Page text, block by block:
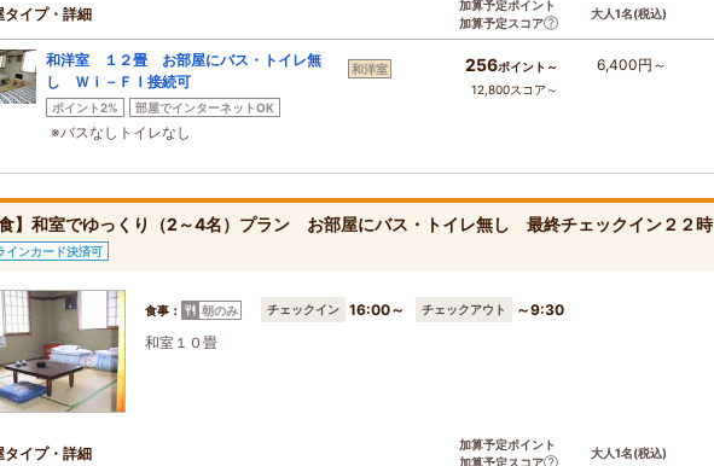
タイプ・詳細
加算予定ポイント
加算予定スコア
大人1名(税込)
和洋室 １２畳 お部屋にバス・トイレ無
し Ｗｉ－ＦＩ接続可
ポイント2% 部屋でインターネットOK
※バスなしトイレなし
和洋室 256ポイント～
12,800スコア～
6,400円～
】和室でゆっくり（2～4名）プラン お部屋にバス・トイレ無し 最終チェックイン２２時
インカード決済可
食事： 朝のみ チェックイン 16:00～ チェックアウト
～9:30
和室１０畳
タイプ・詳細
加算予定ポイント
加算予定スコア
大人1名(税込)